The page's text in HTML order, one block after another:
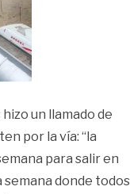
un llamado de
por la vía: “la
para salir en
semana donde todos